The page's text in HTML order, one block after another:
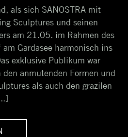
als sich SANOSTRA mit
Sculptures und seinen
am 21.05. im Rahmen des
Gardasee harmonisch ins
exklusive Publikum war
anmutenden Formen und
als auch den grazilen